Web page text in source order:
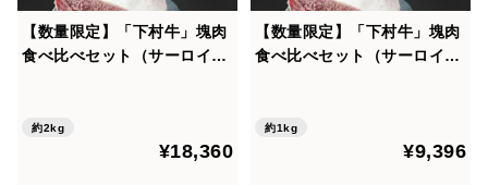
【数量限定】「下村牛」塊肉
食べ比べセット（サーロイン
約2kg
¥18,360
【数量限定】「下村牛」塊肉
食べ比べセット（サーロイン
約1kg
¥9,396